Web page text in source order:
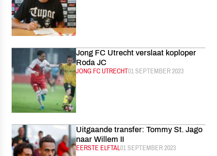
Jong FC Utrecht verslaat koploper
Roda JC
CATEGORIE:
JONG FC UTRECHTGEPUBLICEERD:
01 SEPTEMBER 2023
Uitgaande transfer: Tommy St. Jago
naar Willem II
CATEGORIE:
EERSTE ELFTALGEPUBLICEERD:
01 SEPTEMBER 2023